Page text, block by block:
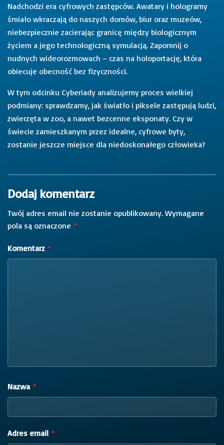
Nadchodzi era cyfrowych zastępców. Awatary i hologramy
śmiało wkraczają do naszych domów, biur oraz muzeów,
niebezpiecznie zacierając granicę między biologicznym
życiem a jego technologiczną symulacją. Zapomnij o
nudnych wideorozmowach – czas na holoportację, która
obiecuje obecność bez fizyczności.
W tym odcinku Cyberiady analizujemy proces wielkiej
podmiany: sprawdzamy, jak światło i piksele zastępują ludzi,
zwierzęta w zoo, a nawet bezcenne eksponaty. Czy w
świecie zamieszkanym przez idealne, cyfrowe byty,
zostanie jeszcze miejsce dla niedoskonałego człowieka?
Dodaj komentarz
Twój adres email nie zostanie opublikowany. Wymagane
pola są oznaczone *
Komentarz *
Nazwa *
Adres email *